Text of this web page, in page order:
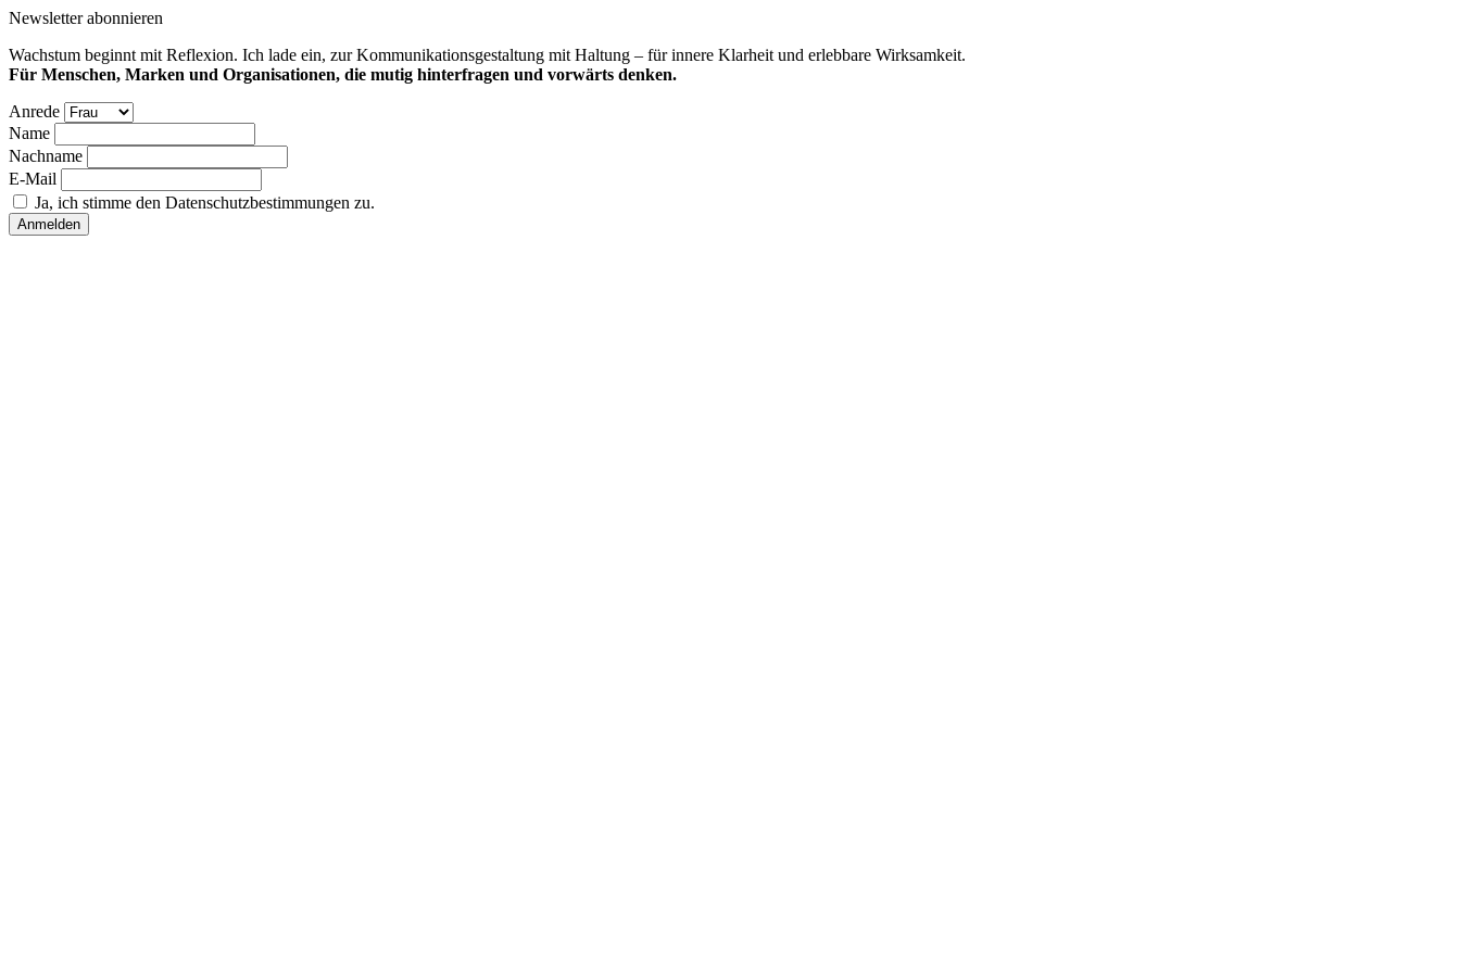
Newsletter abonnieren
Wachstum beginnt mit Reflexion. Ich lade ein, zur Kommunikationsgestaltung mit Haltung – für innere Klarheit und erlebbare Wirksamkeit.
Für Menschen, Marken und Organisationen, die mutig hinterfragen und vorwärts denken.
Anrede
Name
Nachname
E-Mail
Ja, ich stimme den Datenschutzbestimmungen zu.
Anmelden